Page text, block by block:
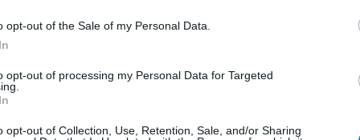
opt-out of the Sale of my Personal Data.
opt-out of processing my Personal Data for Targeted
opt-out of Collection, Use, Retention, Sale, and/or Sharing
uporabnike, da bo na območju Lokovice (26-29) v
dobava toplotne energije zaradi izvajanja
dežurna služba PE Energetika na telefonski
samo toliko, kolikor je nujno potrebno za varno in